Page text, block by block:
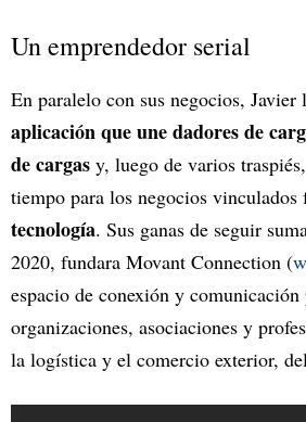
Un emprendedor serial
En paralelo con sus negocios, Javier
aplicación que une dadores de
de cargas y, luego de varios
tiempo para los negocios vinculados
tecnología. Sus ganas de seguir
2020, fundara Movant Connection (
espacio de conexión y comunicación
organizaciones, asociaciones y
la logística y el comercio exterior,